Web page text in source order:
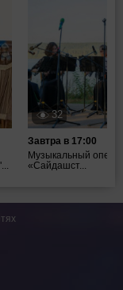
32
Завтра в 17:00
Музыкальный опен-
«Сайдашст...